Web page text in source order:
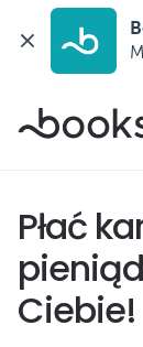
do
Płać
Ciebie!